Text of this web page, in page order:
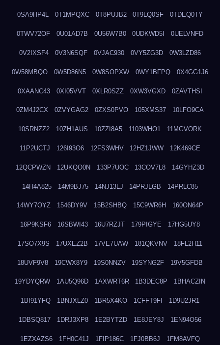
0SA9HP4L 0T1MPQXC 0T8PUJB2 0T9LQ0SF 0TDEQ0TY
0TWV72OF 0U01AD7B 0U56W7B0 0UDKWD5I 0UELVNFD
0V2IXSF4 0V3N6SQF 0VJAC930 0VY5ZG3D 0W3LZD86
0W58MBQO 0W5D86N5 0W8SOPXW 0WY1BFPQ 0X4GG1J6
0XAANC43 0XI05VVT 0XLR0SZZ 0XW3VGXD 0ZAVTHSI
0ZM4J2CX 0ZVYGAG2 0ZXS0PVO 105XMS37 10LFO9CA
10SRNZZ2 10ZH1AUS 10ZZI8A5 1103WHO1 11MGVORK
11P2UCTJ 126I93O6 12FS3WHV 12HZ1JWW 12K469CE
12QCPWZN 12UKQO0N 133P7UOC 13COV7L8 14GYHZ3D
14H4A825 14M9BJ75 14NJ13LJ 14PRJLGB 14PRLC85
14WY7OYZ 1546DY9V 15B2SHBQ 15C9WR6H 160ON64P
16P9KSF6 16SBWI43 16U7RZJT 179PIGYE 17HG5UY8
17SO7X9S 17UXEZ2B 17VE7UAW 181QKVNV 18FL2H11
18UVF9V8 19CWX8Y9 19S0NNZV 19SYNG2F 19V5GFDB
19YDYQRW 1AU5Q96D 1AXWRT6R 1B3DEC8P 1BHACZIN
1BI91YFQ 1BNJXLZ0 1BR5X4KO 1CFFT9FI 1D9U2JR1
1DBSQ817 1DRJ3XP8 1E2BYTZD 1E8JEY8J 1EN94O56
1EZXAZS6 1FH0C41J 1FIP186C 1FJ0BB6J 1FM8AVFQ